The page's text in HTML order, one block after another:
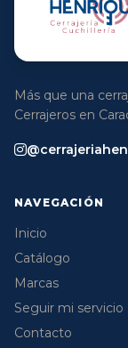
Más que una
Cerrajeros en
NAVEGACIÓN
Inicio
Catálogo
Marcas
Seguir mi servicio
Contacto